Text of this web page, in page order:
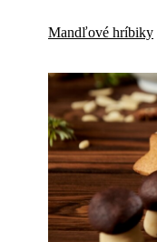
Mandľové hríbiky